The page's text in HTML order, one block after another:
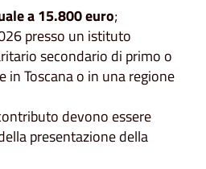
a 15.800 euro;
presso un istituto
secondario di primo o
in Toscana o in una regione
devono essere
presentazione della